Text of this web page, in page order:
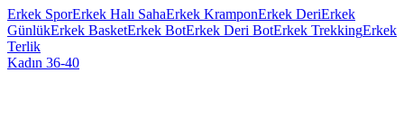
Erkek SporErkek Halı SahaErkek KramponErkek DeriErkek
GünlükErkek BasketErkek BotErkek Deri BotErkek TrekkingErkek
Terlik
Kadın 36-40